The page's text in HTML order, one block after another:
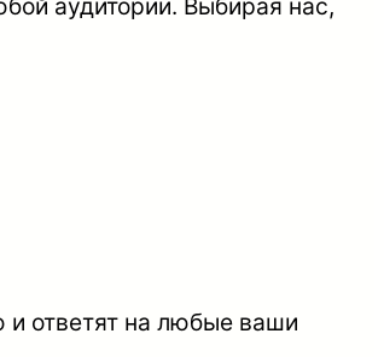
аудитории. Выбирая нас,
ответят на любые ваши